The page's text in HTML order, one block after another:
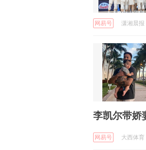
网易号 潇湘晨
李凯尔带娇
网易号 大西体